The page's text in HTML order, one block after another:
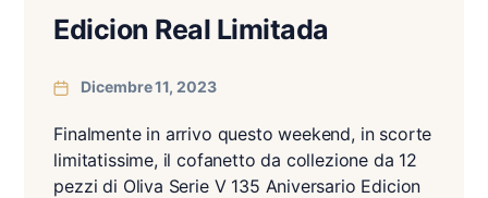
Edicion Real Limitada
Dicembre 11, 2023
Finalmente in arrivo questo weekend, in scorte
limitatissime, il cofanetto da collezione da 12
pezzi di Oliva Serie V 135 Aniversario Edicion